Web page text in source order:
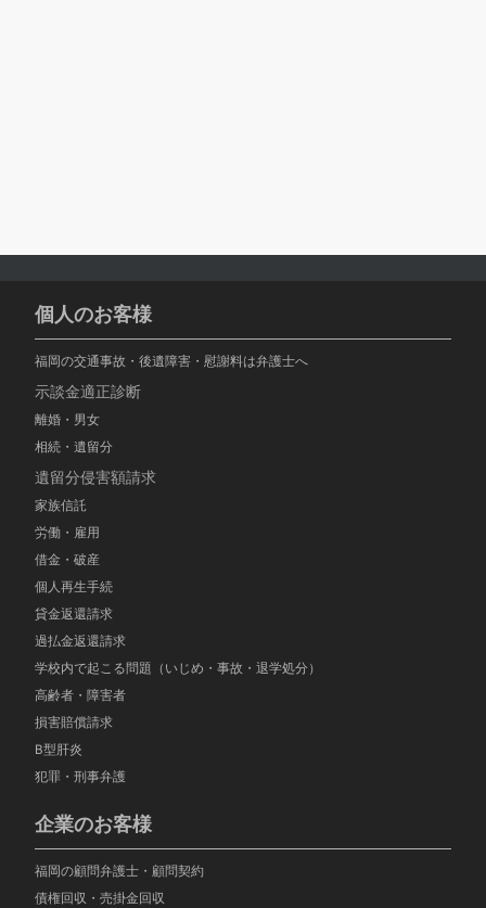
個人のお客様
福岡の交通事故・後遺障害・慰謝料は弁護士へ
示談金適正診断
離婚・男女
相続・遺留分
遺留分侵害額請求
家族信託
労働・雇用
借金・破産
個人再生手続
貸金返還請求
過払金返還請求
学校内で起こる問題（いじめ・事故・退学処分）
高齢者・障害者
損害賠償請求
B型肝炎
犯罪・刑事弁護
企業のお客様
福岡の顧問弁護士・顧問契約
債権回収・売掛金回収